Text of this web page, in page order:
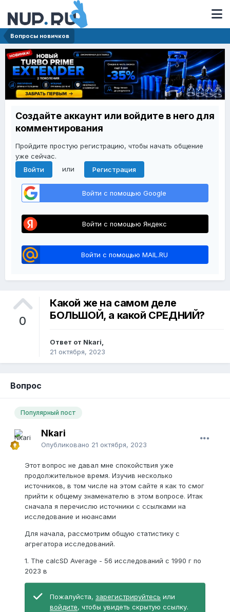
Вопросы новичков
Создайте аккаунт или войдите в него для
комментирования
Пройдите простую регистрацию, чтобы начать общение
уже сейчас.
Войти
или Регистрация
Войти с помощью Google
Войти с помощью Яндекс
Войти с помощью MAIL.RU
0
Какой же на самом деле
БОЛЬШОЙ, а какой СРЕДНИЙ?
Ответ от Nkari,
21 октября, 2023
Вопрос
Популярный пост
Nkari
Опубликовано 21 октября, 2023
Этот вопрос не давал мне спокойствия уже
продолжительное время. Изучив несколько
источников, в том числе на этом сайте я как то смог
прийти к общему знаменателю в этом вопросе. Итак
сначала я перечислю источники с ссылками на
исследование и нюансами
Для начала, рассмотрим общую статистику с
агрегатора исследований.
1. The calcSD Average - 56 исследований с 1990 г по
2023 в
Пожалуйста, зарегистрируйтесь или
войдите, чтобы увидеть скрытую ссылку.